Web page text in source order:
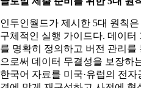
인투인월드가 제시한 5대 원칙
구체적인 실행 가이드다. 데이터
를 명확히 정의하고 버전 관리
으로써 데이터 무결성을 보장하
한국어 자료를 미국·유럽의 전